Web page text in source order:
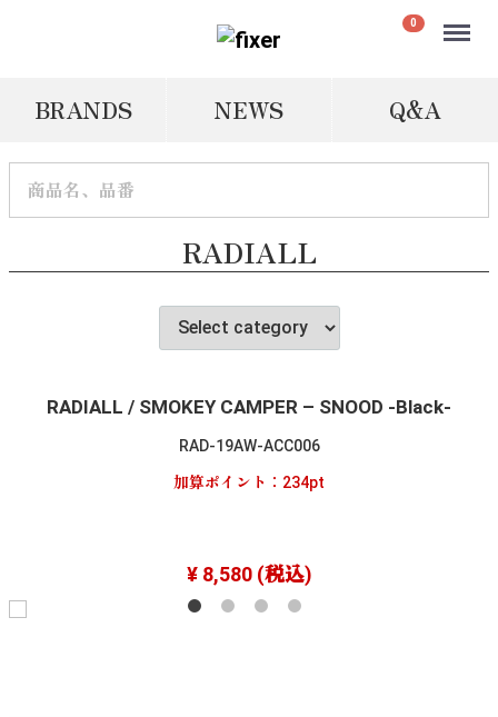
0 Menu
BRANDS NEWS Q&A
RADIALL
RADIALL / SMOKEY CAMPER – SNOOD -Black-
RAD-19AW-ACC006
加算ポイント： 234pt
¥ 8,580(税込)